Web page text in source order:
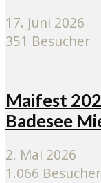
17. Juni 2026
351 Besucher
Maifest
Badesee
2. Mai 2026
1.066 Besucher